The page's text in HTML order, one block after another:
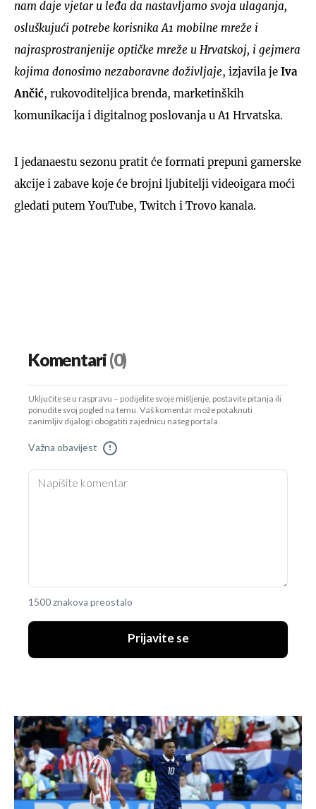
nam daje vjetar u leđa da nastavljamo svoja ulaganja,
osluškujući potrebe korisnika A1 mobilne mreže i
najrasprostranjenije optičke mreže u Hrvatskoj, i gejmera
kojima donosimo nezaboravne doživljaje, izjavila je Iva
Ančić, rukovoditeljica brenda, marketinških
komunikacija i digitalnog poslovanja u A1 Hrvatska.
I jedanaestu sezonu pratit će formati prepuni gamerske
akcije i zabave koje će brojni ljubitelji videoigara moći
gledati putem YouTube, Twitch i Trovo kanala.
Komentari(0)
Uključite se u raspravu – podijelite svoje mišljenje, postavite pitanja ili
ponudite svoj pogled na temu. Vaš komentar može potaknuti
zanimljiv dijalog i obogatiti zajednicu našeg portala.
Važna obavijest !
1500 znakova preostalo
Prijavite se